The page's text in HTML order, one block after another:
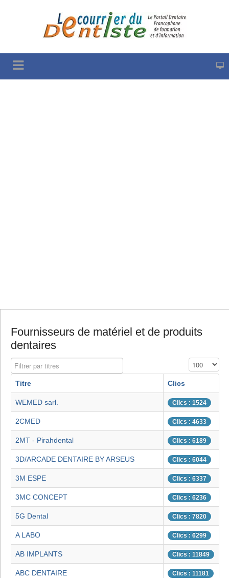
Fournisseurs de matériel et de produits
dentaires
Filtrer par titres Affichage #
Titre Clics
WEMED sarl. Clics : 1524
2CMED Clics : 4633
2MT - Pirahdental Clics : 6189
3D/ARCADE DENTAIRE BY ARSEUS Clics : 6044
3M ESPE Clics : 6337
3MC CONCEPT Clics : 6236
5G Dental Clics : 7820
A LABO Clics : 6299
AB IMPLANTS Clics : 11849
ABC DENTAIRE Clics : 11181